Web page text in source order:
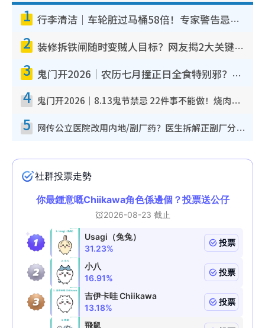
1 行李清洁｜车轮脏过马桶58倍！专家警告忌用酒精擦 教1招免脏手除菌
2 装修拆铁闸随时变贼人目标？网友揭2大关键用途：装新款等于白装？附新旧铁闸分别
3 鬼门开2026｜农历七月撞正日全食特别邪？专家警告切忌做一事！揭4大禁忌+2招保平安
4 鬼门开2026｜8.13鬼节禁忌 22件事不能做！烧肉、刺身要少食？半夜勿吹口哨/打给个电话
5 网传公立医院改用内地/副厂药？医生拆解正副厂分别，揭4类人换药随时出事